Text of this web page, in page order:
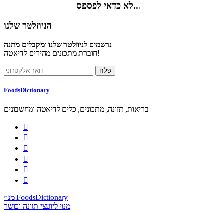
לא כדאי לפספס...
הניוזלטר שלנו
נרשמים לניוזלטר שלנו ומקבלים מתנה
חוברת מתכונים מהירים לדיאטה!
FoodsDictionary
בריאות, תזונה, מתכונים, כלים לדיאטה ומחשבונים






מנוי FoodsDictionary
מנוי ליועצי תזונה וכושר